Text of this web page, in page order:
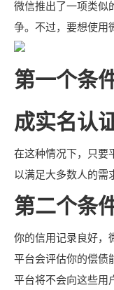
微信推出了一项类似
争。不过，要想使用
第一个条
成实名认证
在这种情况下，只要
以满足大多数人的需
第二个条
你的信用记录良好，
平台会评估你的偿债
平台将不会向这些用